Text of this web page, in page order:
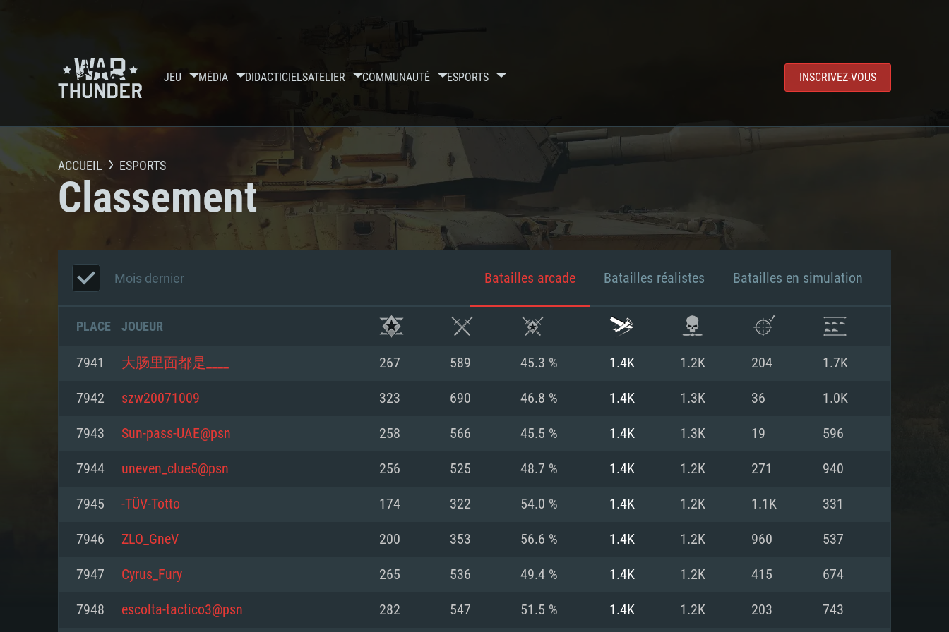
JEU MÉDIA DIDACTICIELSATELIER COMMUNAUTÉ ESPORTS INSCRIVEZ-VOUS
CONFIGURATION SYSTÈME REQUISE
ACCUEIL ESPORTS
Classement
Mois dernier Batailles arcade Batailles réalistes Batailles en simulation
PLACE JOUEUR
7941 大肠里面都是____ 267 589 45.3 % 1.4K 1.2K 204 1.7K
7942 szw20071009 323 690 46.8 % 1.4K 1.3K 36 1.0K
7943 Sun-pass-UAE@psn 258 566 45.5 % 1.4K 1.3K 19 596
7944 uneven_clue5@psn 256 525 48.7 % 1.4K 1.2K 271 940
7945 -TÜV-Totto 174 322 54.0 % 1.4K 1.2K 1.1K 331
7946 ZLO_GneV 200 353 56.6 % 1.4K 1.2K 960 537
7947 Cyrus_Fury 265 536 49.4 % 1.4K 1.2K 415 674
7948 escolta-tactico3@psn 282 547 51.5 % 1.4K 1.2K 203 743